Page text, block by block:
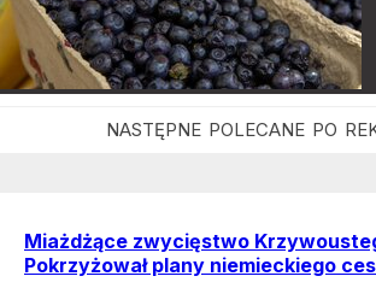
Miażdżące zwycięstwo
Pokrzyżował plany niemieckiego